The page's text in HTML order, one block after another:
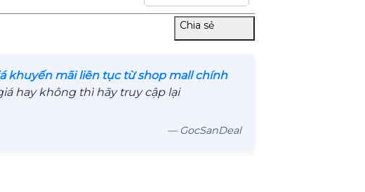
Chia sẻ
khuyến mãi liên tục từ shop mall chính
hay không thì hãy truy cập lại
— GocSanDeal